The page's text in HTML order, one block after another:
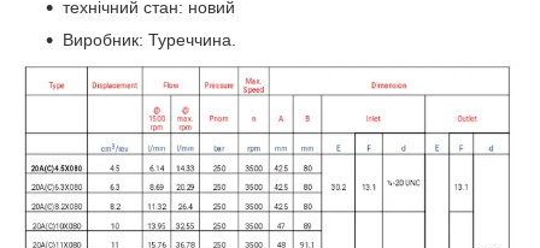
технічний стан: новий
Виробник: Туреччина.